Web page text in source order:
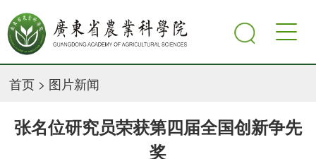
首页 > 图片新闻
张名位研究员荣获第四届全国创新争先
奖